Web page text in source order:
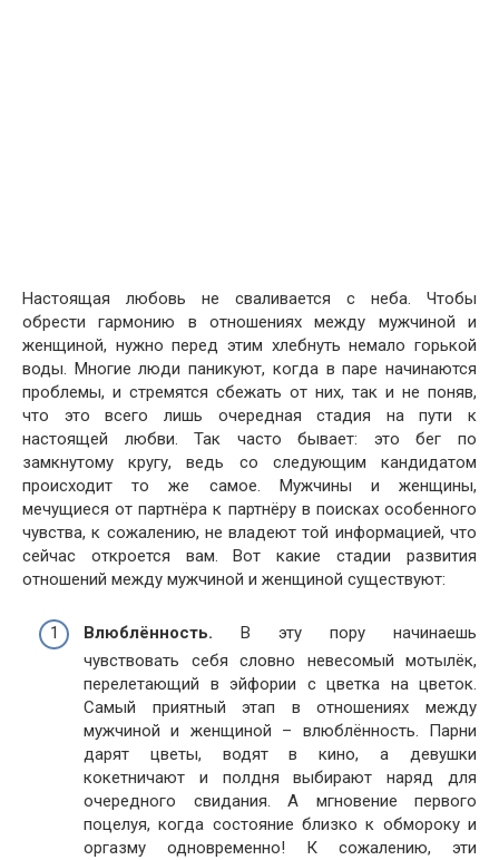
Настоящая любовь не сваливается с неба. Чтобы
обрести гармонию в отношениях между мужчиной и
женщиной, нужно перед этим хлебнуть немало горькой
воды. Многие люди паникуют, когда в паре начинаются
проблемы, и стремятся сбежать от них, так и не поняв,
что это всего лишь очередная стадия на пути к
настоящей любви. Так часто бывает: это бег по
замкнутому кругу, ведь со следующим кандидатом
происходит то же самое. Мужчины и женщины,
мечущиеся от партнёра к партнёру в поисках особенного
чувства, к сожалению, не владеют той информацией, что
сейчас откроется вам. Вот какие стадии развития
отношений между мужчиной и женщиной существуют:
Влюблённость. В эту пору начинаешь
чувствовать себя словно невесомый мотылёк,
перелетающий в эйфории с цветка на цветок.
Самый приятный этап в отношениях между
мужчиной и женщиной – влюблённость. Парни
дарят цветы, водят в кино, а девушки
кокетничают и полдня выбирают наряд для
очередного свидания. А мгновение первого
поцелуя, когда состояние близко к обмороку и
оргазму одновременно! К сожалению, эти